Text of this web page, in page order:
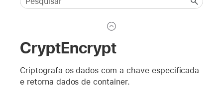
CryptEncrypt
Criptografa os dados com a chave especificada
e retorna dados de container.